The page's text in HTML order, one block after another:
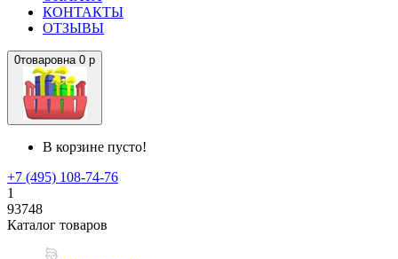
КОНТАКТЫ
ОТЗЫВЫ
0товаровна 0 р
В корзине пусто!
+7 (495) 108-74-76
1
93748
Каталог товаров